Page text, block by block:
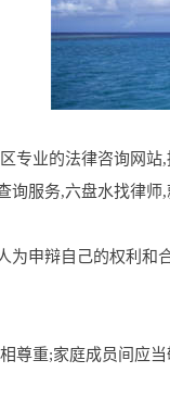
专业的法律咨询网
服务,六盘水找律师,
为申辩自己的权利
尊重;家庭成员间应